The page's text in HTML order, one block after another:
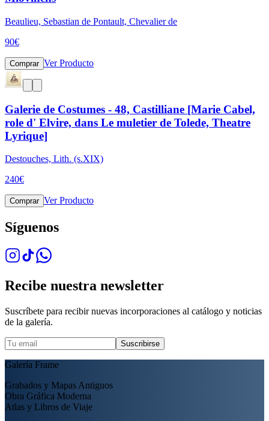
Beaulieu, Sebastian de Pontault, Chevalier de
90€
Comprar Ver Producto
Galerie de Costumes - 48, Castilliane [Marie Cabel,
role d' Elvire, dans Le muletier de Tolede, Theatre
Lyrique]
Destouches, Lith. (s.XIX)
240€
Comprar Ver Producto
Síguenos
Recibe nuestra newsletter
Suscríbete para recibir nuevas incorporaciones al catálogo y noticias
de la galería.
Suscribirse
Galería Frame
Grabados y Mapas Antiguos
Obra Gráfica Moderna
Atlas y Libros de Viaje